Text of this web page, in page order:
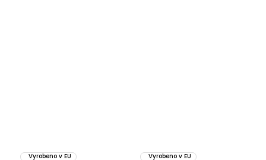
Vyrobeno v EU Vyrobeno v EU